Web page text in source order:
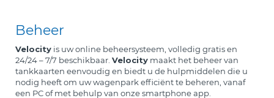
Beheer
Velocity is uw online beheersysteem, volledig gratis en
24/24 – 7/7 beschikbaar. Velocity maakt het beheer van
tankkaarten eenvoudig en biedt u de hulpmiddelen die u
nodig heeft om uw wagenpark efficiënt te beheren, vanaf
een PC of met behulp van onze smartphone app.